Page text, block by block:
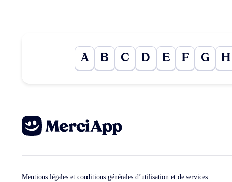
A B C D E F G H
Mentions légales et conditions générales d’utilisation et de services